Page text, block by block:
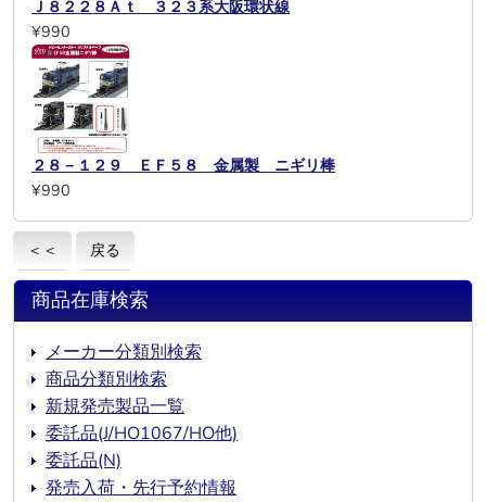
Ｊ８２２８Ａｔ ３２３系大阪環状線
¥990
２８－１２９ ＥＦ５８ 金属製 ニギリ棒
¥990
＜＜ 戻る
商品在庫検索
メーカー分類別検索
商品分類別検索
新規発売製品一覧
委託品(J/HO1067/HO他)
委託品(N)
発売入荷・先行予約情報